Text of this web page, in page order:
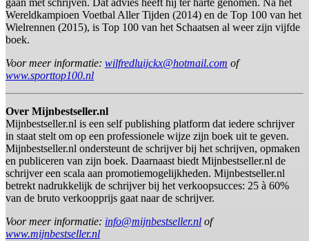
gaan met schrijven. Dat advies heeft hij ter harte genomen. Na het
Wereldkampioen Voetbal Aller Tijden (2014) en de Top 100 van het
Wielrennen (2015), is Top 100 van het Schaatsen al weer zijn vijfde
boek.
Voor meer informatie: wilfredluijckx@hotmail.com of
www.sporttop100.nl
Over Mijnbestseller.nl
Mijnbestseller.nl is een self publishing platform dat iedere schrijver
in staat stelt om op een professionele wijze zijn boek uit te geven.
Mijnbestseller.nl ondersteunt de schrijver bij het schrijven, opmaken
en publiceren van zijn boek. Daarnaast biedt Mijnbestseller.nl de
schrijver een scala aan promotiemogelijkheden. Mijnbestseller.nl
betrekt nadrukkelijk de schrijver bij het verkoopsucces: 25 à 60%
van de bruto verkoopprijs gaat naar de schrijver.
Voor meer informatie: info@mijnbestseller.nl of
www.mijnbestseller.nl